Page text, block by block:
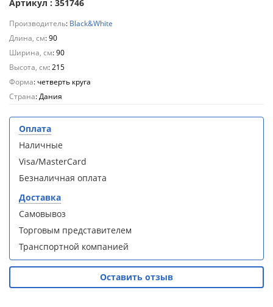
Aqwella
Fargo 60
(тумба с
раковиной
+ зеркало)
(витрина)
Душевое
ограждение
WELTWASSER
WW500 С
1000х1000х1590
мм без поддона
Все
новинки
Aqwella
Fargo 60
(тумба с
раковиной
+ зеркало)
(витрина)
Душевое
ограждение
WELTWASSER
WW500 С
1000х1000х1590
мм без поддона
Все
акции
Артикул : 351746
Производитель: Black&White
Длина, см: 90
Ширина, см: 90
Высота, см: 215
Форма: четверть круга
Страна: Дания
Оплата
Наличные
Visa/MasterCard
Безналичная оплата
Доставка
Самовывоз
Торговым представителем
Транспортной компанией
Оставить отзыв